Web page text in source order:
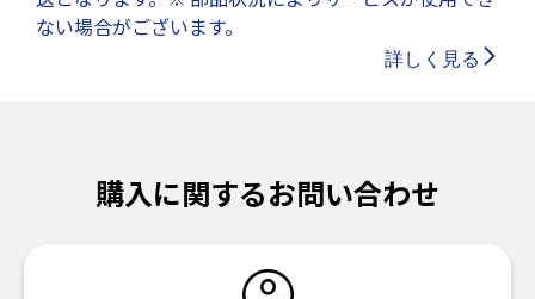
ない場合がございます。
詳しく見る
購入に関するお問い合わせ